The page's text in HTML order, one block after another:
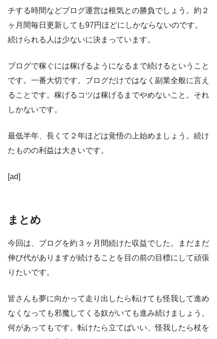
チする時間などブログ運営は根気との勝負でしょう。約２
ヶ月間毎日更新しても97円ほどにしかならないのです。
続けられる人は少ないに決まっています。
ブログで稼ぐには稼げるようになるまで続けるということ
です。一番大切です。ブログだけではなく副業全般に言え
ることです。稼げるコツは稼げるまでやめないこと。それ
しかないです。
最低半年、長くて２年ほどは覚悟の上始めましょう。続け
たものの利益は大きいです。
[ad]
まとめ
今回は、ブログを約３ヶ月間続けた収益でした。まだまだ
伸び代がありますが続けることを目の前の目標にして頑張
りたいです。
皆さんも夢に向かって走り出したら転けても怪我して進め
なくなっても邪魔してくる奴がいても進み続けましょう。
何があってもです。転けたら立てばいい、怪我したら杖を